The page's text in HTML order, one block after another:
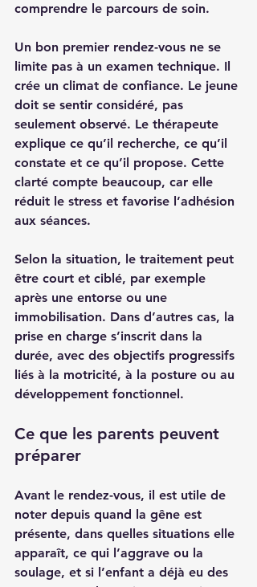
comprendre le parcours de soin.
Un bon premier rendez-vous ne se
limite pas à un examen technique. Il
crée un climat de confiance. Le jeune
doit se sentir considéré, pas
seulement observé. Le thérapeute
explique ce qu’il recherche, ce qu’il
constate et ce qu’il propose. Cette
clarté compte beaucoup, car elle
réduit le stress et favorise l’adhésion
aux séances.
Selon la situation, le traitement peut
être court et ciblé, par exemple
après une entorse ou une
immobilisation. Dans d’autres cas, la
prise en charge s’inscrit dans la
durée, avec des objectifs progressifs
liés à la motricité, à la posture ou au
développement fonctionnel.
Ce que les parents peuvent
préparer
Avant le rendez-vous, il est utile de
noter depuis quand la gêne est
présente, dans quelles situations elle
apparaît, ce qui l’aggrave ou la
soulage, et si l’enfant a déjà eu des